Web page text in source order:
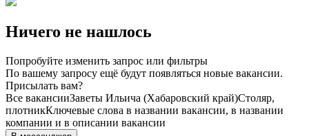
Ничего не нашлось
Попробуйте изменить запрос или фильтры
По вашему запросу ещё будут появляться новые вакансии.
Присылать вам?
Все вакансииЗаветы Ильича (Хабаровский край)Столяр,
плотникКлючевые слова в названии вакансии, в названии
компании и в описании вакансии